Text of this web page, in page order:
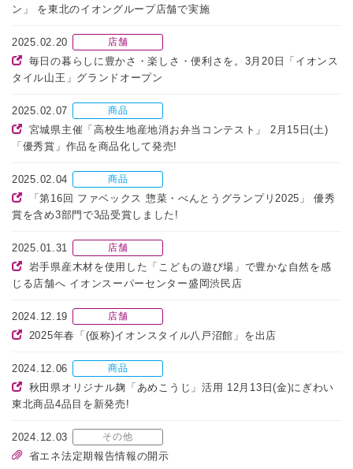
ン」 を東北のイオングループ店舗で実施
2025.02.20 店舗
毎日の暮らしに豊かさ・楽しさ・便利さを。3月20日「イオンス
タイル山王」グランドオープン
2025.02.07 商品
宮城県主催「高校生地産地消お弁当コンテスト」 2月15日(土)
「優秀賞」作品を商品化して発売!
2025.02.04 商品
「第16回 ファベックス 惣菜・べんとうグランプリ2025」 優秀
賞を含め3部門で3品受賞しました!
2025.01.31 店舗
岩手県産木材を使用した「こどもの遊び場」で豊かな自然を感
じる店舗へ イオンスーパーセンター盛岡渋民店
2024.12.19 店舗
2025年春「(仮称)イオンスタイル八戸沼館」を出店
2024.12.06 商品
秋田県オリジナル麹「あめこうじ」活用 12月13日(金)にぎわい
東北商品4品目を新発売!
2024.12.03 その他
省エネ法定期報告情報の開示